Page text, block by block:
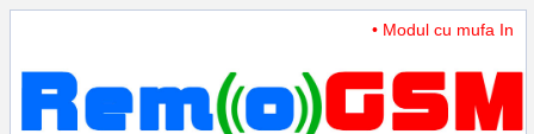
• Modul cu mufa